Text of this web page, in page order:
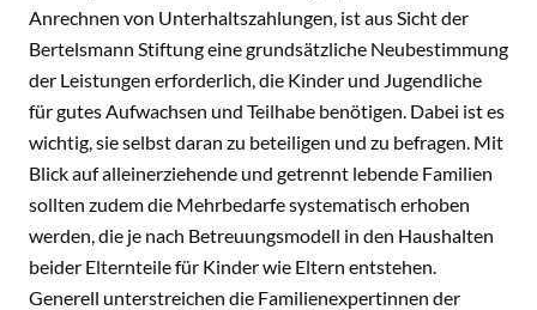
Anrechnen von Unterhaltszahlungen, ist aus Sicht der
Bertelsmann Stiftung eine grundsätzliche Neubestimmung
der Leistungen erforderlich, die Kinder und Jugendliche
für gutes Aufwachsen und Teilhabe benötigen. Dabei ist es
wichtig, sie selbst daran zu beteiligen und zu befragen. Mit
Blick auf alleinerziehende und getrennt lebende Familien
sollten zudem die Mehrbedarfe systematisch erhoben
werden, die je nach Betreuungsmodell in den Haushalten
beider Elternteile für Kinder wie Eltern entstehen.
Generell unterstreichen die Familienexpertinnen der